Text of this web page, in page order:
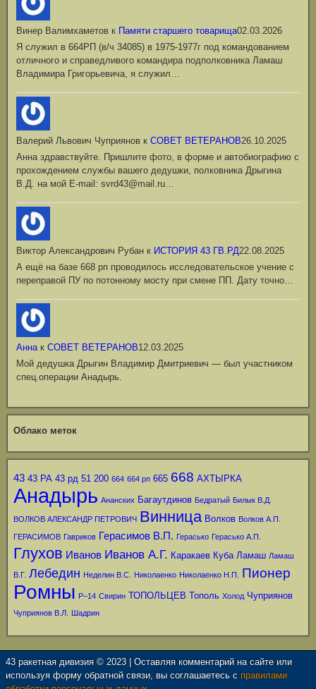
Винер Валимхаметов к Памяти старшего товарища02.03.2026
Я служил в 664РП (в/ч 34085) в 1975-1977г под командованием
отличного и справедливого командира подполковника Ламаш
Владимира Григорьевича, я служил…
Валерий Львович Чуприянов к СОВЕТ ВЕТЕРАНОВ26.10.2025
Анна здравствуйте. Пришлите фото, в форме и автобиографию с
прохождением службы вашего дедушки, полковника Дрыгина
В.Д. на мой Е-mail: svrd43@mail.ru…
Виктор Александрович Рубан к ИСТОРИЯ 43 ГВ.РД22.08.2025
А ещё на базе 668 рп проводилось исследовательское учение с
переправой ПУ по потонному мосту при смене ПП. Дату точно…
Аннак СОВЕТ ВЕТЕРАНОВ12.03.2025
Мой дедушка Дрыгин Владимир Дмитриевич — был участником
спец.операции Анадырь.
Облако меток
43 43 РА 43 рд 51 200 664 664 рп 665 668 АХТЫРКА
Анадырь Ананских Багаутдинов Бедратый Билык В.Д.
ВОЛКОВ АЛЕКСАНДР ПЕТРОВИЧ Винница Волков Волков А.П.
ГЕРАСИМОВ Гавриков Герасимов В.П. Герасько Герасько А.П.
Глухов Иванов Иванов А.Г. Каракаев Куба Ламаш Ламаш
В.Г. Лебедин Неделин В.С. Николаенко Николаенко Н.П. Пионер
Ромны Р–14 Свирин ТОПОЛЬЦЕВ Тополь Холод Чуприянов
Чуприянов В.Л. Шадрин
43 ракетная дивизия © 2023 | Оставляя комментарий на сайте или
используя форму обратной связи, вы соглашаетесь с правилами